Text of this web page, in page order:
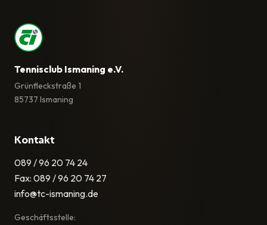
Tennisclub Ismaning e.V.
Grünfleckstraße 1
85737 Ismaning
Kontakt
089 / 96 20 74 24
Fax: 089 / 96 20 74 27
info@tc-ismaning.de
Geschäftsstelle: